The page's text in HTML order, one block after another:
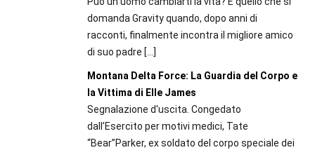
domanda Gravity quando, dopo anni di
racconti, finalmente incontra il migliore amico
di suo padre […]
Montana Delta Force: La Guardia del Corpo e
la Vittima di Elle James
Segnalazione d'uscita. Congedato
dall’Esercito per motivi medici, Tate
“Bear”Parker, ex soldato del corpo speciale dei